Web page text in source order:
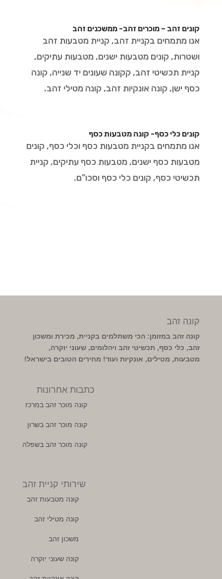
קונים זהב – מוכרים זהב- ממשכנים זהב
אנו מתמחים בקניית זהב, קניית מטבעות זהב
ושטרות, קונים מטבעות ישנים, מטבעות עתיקים,
קניית תכשיטי זהב, קקונה שעונים יד שנייה, קונה
כסף ישן, קונה אונקיות זהב, קונה מטילי זהב.
קונים כלי כסף- קונה מטבעות כסף
אנו מתמחים בקניית מטבעות כסף וכלי כסף, קונים
מטבעות כסף ישנים, מטבעות כסף עתיקים, קניית
תכשיטי כסף, קונים כלי כסף וסכו"ם.
קונה זהב
קונה זהב במזומן: הכי משתלמים בקניית, מכירת ומשכון
זהב, כלי כסף, תכשיטי זהב ויהלומים, שעוני יוקרה,
מטבעות, מטילים, אונקיות ועוד! מחירים הטובים בישראל!
כתבות אחרונות
קונה מוכר זהב במרכז
קונה מוכר זהב בשרון
קונה מוכר זהב בשפלה
שירותי קניית זהב
קונה מטבעות זהב
קונה מטילי זהב
משכון זהב
קונה שעוני יוקרה